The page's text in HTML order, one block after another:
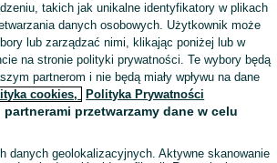
konto na OLX, aby skontaktować się z
konto
Wyślij wiadomość
takich jak unikalne identyfikatory w plikach
danych osobowych. Użytkownik może
lub zarządzać nimi, klikając poniżej lub w
na stronie polityki prywatności. Te wybory będą
partnerom i nie będą miały wpływu na dane
cookies, Polityka Prywatności
partnerami przetwarzamy dane w celu
danych geolokalizacyjnych. Aktywne skanowanie